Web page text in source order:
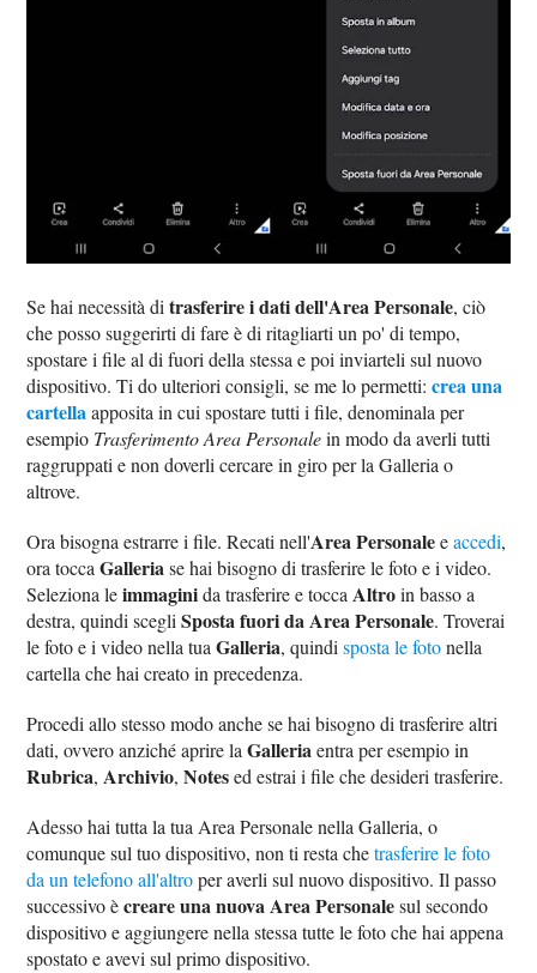
Se hai necessità ditrasferire i dati dell'Area Personale, ciò
che posso suggerirti di fare è di ritagliarti un po' di tempo,
spostare i file al di fuori della stessa e poi inviarteli sul nuovo
dispositivo. Ti do ulteriori consigli, se me lo permetti:crea una
cartellaapposita in cui spostare tutti i file, denominala per
esempio Trasferimento Area Personalein modo da averli tutti
raggruppati e non doverli cercare in giro per la Galleria o
altrove.
Ora bisogna estrarre i file. Recati nell'Area Personaleeaccedi,
ora toccaGalleriase hai bisogno di trasferire le foto e i video.
Seleziona leimmaginida trasferire e toccaAltroin basso a
destra, quindi scegliSposta fuori da Area Personale. Troverai
le foto e i video nella tuaGalleria, quindisposta le fotonella
cartella che hai creato in precedenza.
Procedi allo stesso modo anche se hai bisogno di trasferire altri
dati, ovvero anziché aprire laGalleriaentra per esempio in
Rubrica,Archivio,Notesed estrai i file che desideri trasferire.
Adesso hai tutta la tua Area Personale nella Galleria, o
comunque sul tuo dispositivo, non ti resta chetrasferire le foto
da un telefono all'altroper averli sul nuovo dispositivo. Il passo
successivo ècreare una nuova Area Personalesul secondo
dispositivo e aggiungere nella stessa tutte le foto che hai appena
spostato e avevi sul primo dispositivo.